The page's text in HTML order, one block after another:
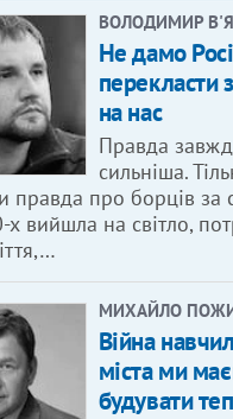
ВОЛОДИМИР
Не дамо
перекласти
на нас
Правда
сильніша.
правда про борців за
вийшла на світло,
МИХАЙЛО
Війна
міста ми
будувати